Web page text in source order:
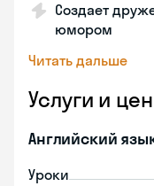
Создает
юмором
Читать дальше
Услуги и
Английский
Уроки